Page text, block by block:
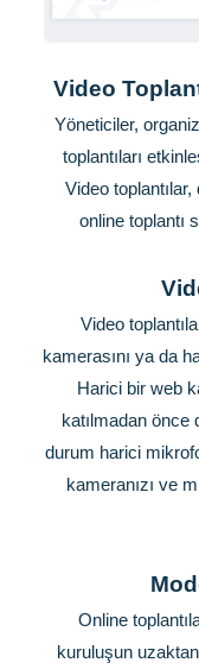
Video
Yöneticiler,
toplantıları
Video toplantılar,
online toplantı
Video
kamerasını ya da
Harici bir web
katılmadan önce
durum harici
kameranızı ve
Online
kuruluşun